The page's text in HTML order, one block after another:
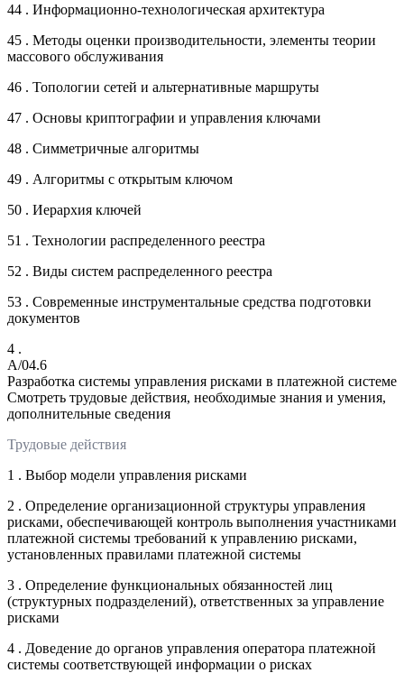
44 . Информационно-технологическая архитектура
45 . Методы оценки производительности, элементы теории
массового обслуживания
46 . Топологии сетей и альтернативные маршруты
47 . Основы криптографии и управления ключами
48 . Симметричные алгоритмы
49 . Алгоритмы с открытым ключом
50 . Иерархия ключей
51 . Технологии распределенного реестра
52 . Виды систем распределенного реестра
53 . Современные инструментальные средства подготовки
документов
4 .
A/04.6
Разработка системы управления рисками в платежной системе
Смотреть трудовые действия, необходимые знания и умения,
дополнительные сведения
Трудовые действия
1 . Выбор модели управления рисками
2 . Определение организационной структуры управления
рисками, обеспечивающей контроль выполнения участниками
платежной системы требований к управлению рисками,
установленных правилами платежной системы
3 . Определение функциональных обязанностей лиц
(структурных подразделений), ответственных за управление
рисками
4 . Доведение до органов управления оператора платежной
системы соответствующей информации о рисках